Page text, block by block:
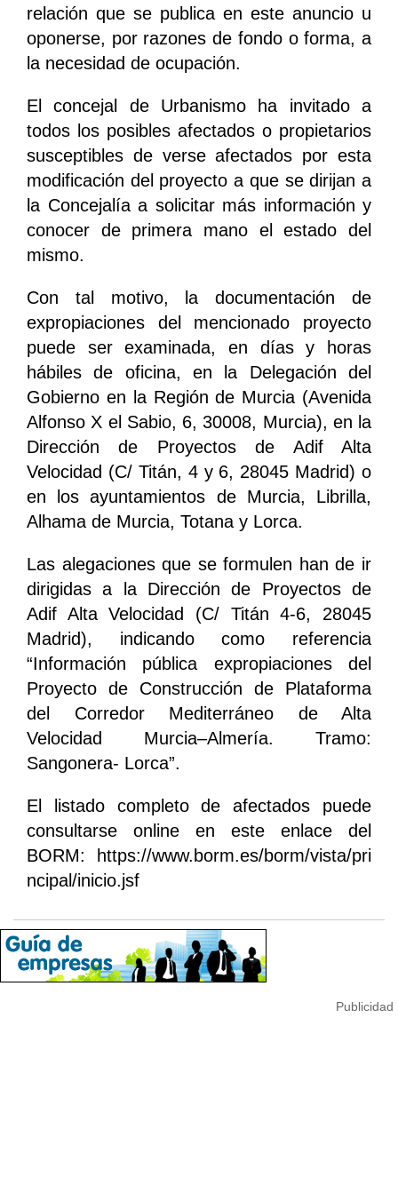
relación que se publica en este anuncio u
oponerse, por razones de fondo o forma, a
la necesidad de ocupación.
El concejal de Urbanismo ha invitado a
todos los posibles afectados o propietarios
susceptibles de verse afectados por esta
modificación del proyecto a que se dirijan a
la Concejalía a solicitar más información y
conocer de primera mano el estado del
mismo.
Con tal motivo, la documentación de
expropiaciones del mencionado proyecto
puede ser examinada, en días y horas
hábiles de oficina, en la Delegación del
Gobierno en la Región de Murcia (Avenida
Alfonso X el Sabio, 6, 30008, Murcia), en la
Dirección de Proyectos de Adif Alta
Velocidad (C/ Titán, 4 y 6, 28045 Madrid) o
en los ayuntamientos de Murcia, Librilla,
Alhama de Murcia, Totana y Lorca.
Las alegaciones que se formulen han de ir
dirigidas a la Dirección de Proyectos de
Adif Alta Velocidad (C/ Titán 4-6, 28045
Madrid), indicando como referencia
“Información pública expropiaciones del
Proyecto de Construcción de Plataforma
del Corredor Mediterráneo de Alta
Velocidad Murcia–Almería. Tramo:
Sangonera- Lorca”.
El listado completo de afectados puede
consultarse online en este enlace del
BORM: https://www.borm.es/borm/vista/pri
ncipal/inicio.jsf